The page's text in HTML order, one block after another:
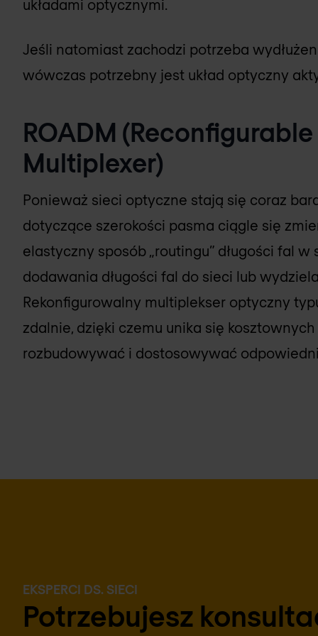
układami optycznymi.
Jeśli natomiast zachodzi potrzeba
wówczas potrzebny jest układ optyczny
ROADM
Multiplexer)
Ponieważ sieci optyczne stają się coraz
dotyczące szerokości pasma ciągle się
elastyczny sposób „routingu” długości fal
dodawania długości fal do sieci lub
Rekonfigurowalny multiplekser optyczny
zdalnie, dzięki czemu unika się
rozbudowywać i dostosowywać
EKSPERCI DS. SIECI
Potrzebujesz